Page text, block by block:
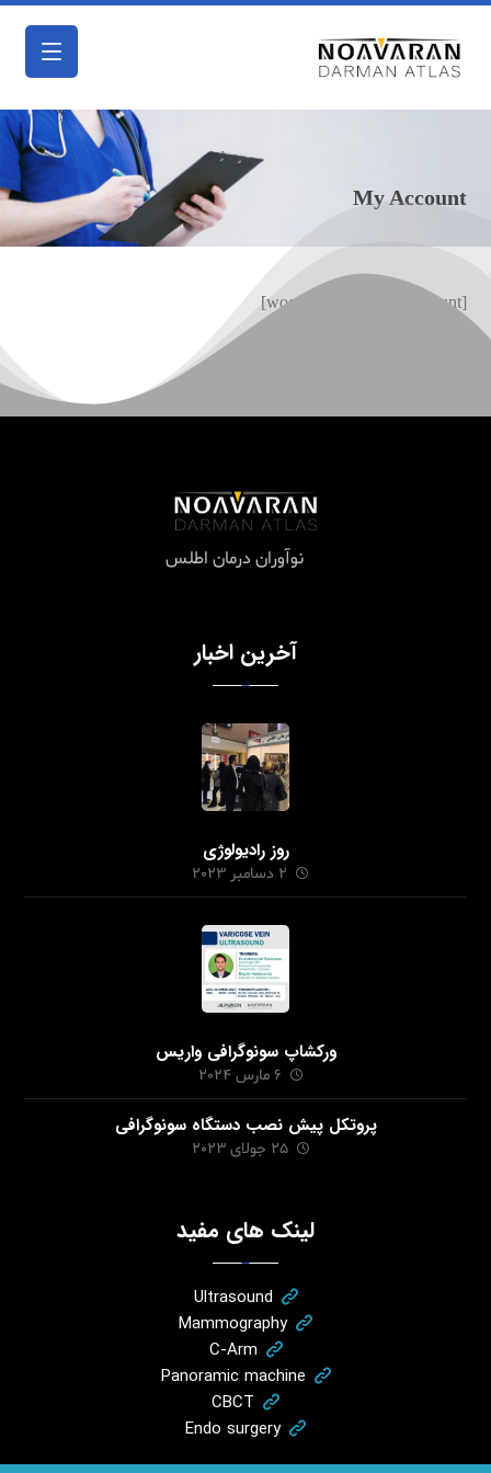
My Account
[woocommerce_my_account]
نوآوران درمان اطلس
آخرین اخبار
روز رادیولوژی
2 دسامبر 2023
ورکشاپ سونوگرافی واریس
6 مارس 2024
پروتکل پیش نصب دستگاه سونوگرافی
25 جولای 2023
لینک های مفید
Ultrasound
Mammography
C-Arm
Panoramic machine
CBCT
Endo surgery